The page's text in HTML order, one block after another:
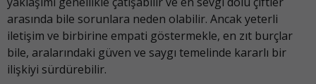
arasında bile sorunlara neden olabilir. Ancak yeterli
iletişim ve birbirine empati göstermekle, en zıt burçlar
bile, aralarındaki güven ve saygı temelinde kararlı bir
ilişkiyi sürdürebilir.